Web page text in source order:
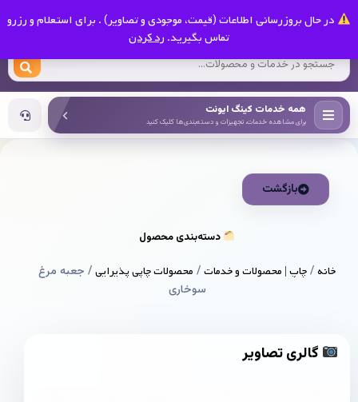
در حال بروزرسانی اطلاعات (قیمت، موجودی و تصاویر) . برای استعلام و رزرو
تماس بگیرید. رد کردن
کینگ ایونت
همه خدمات کینگ ایونت
برای مشاهده خدمات، تجهیزات و دسته‌بندی‌ها کلیک کنید
بازگشت
دسته‌بندی محصول
خانه/چاپ | محصولات و خدمات/ محصولات چاپی پذیرایی/ جعبه مرغ
سوخاری
گالری تصاویر